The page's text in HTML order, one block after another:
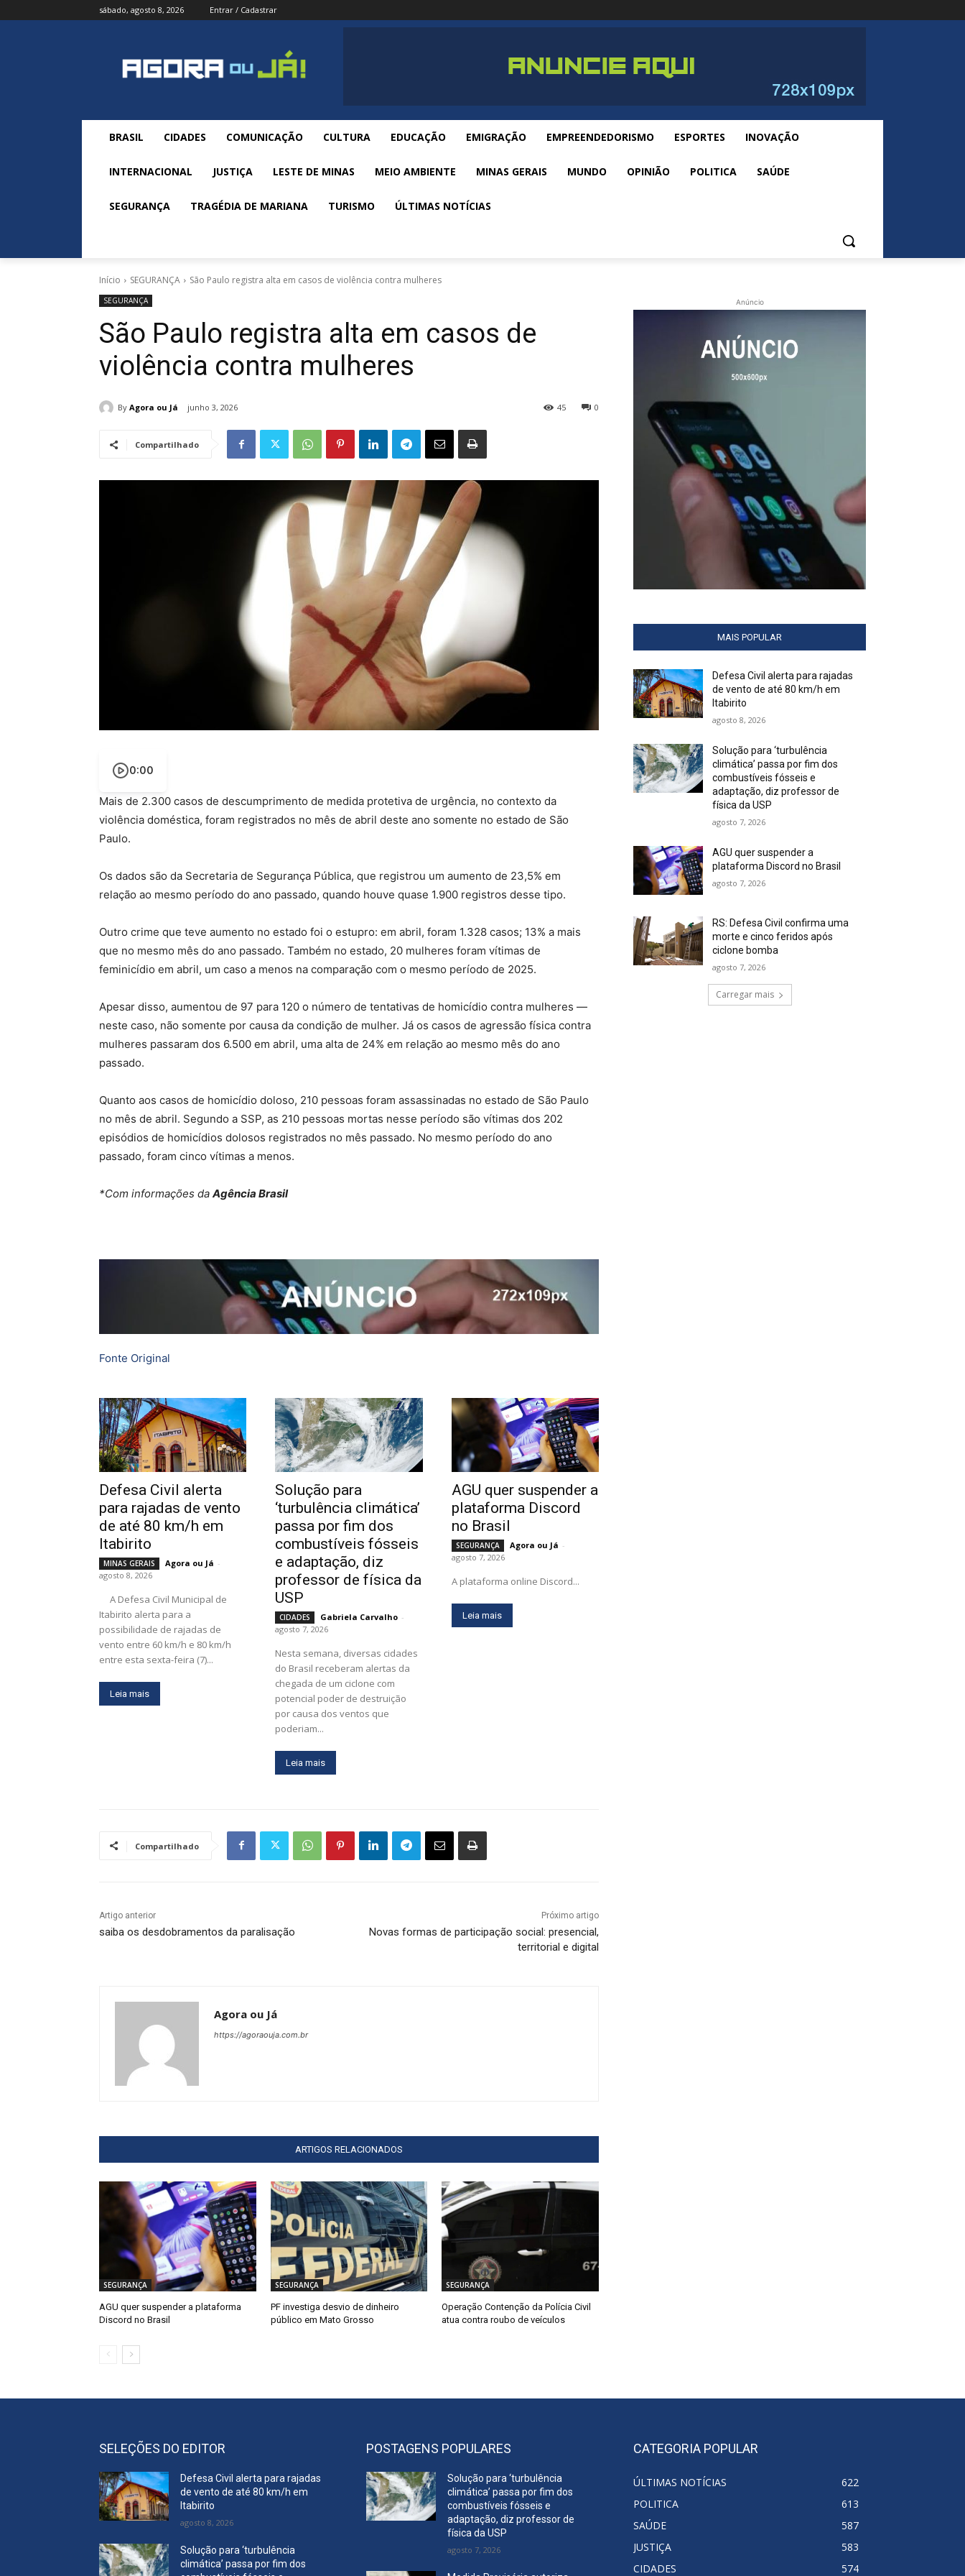
sábado, agosto 8, 2026 Entrar / Cadastrar
BRASIL CIDADES COMUNICAÇÃO CULTURA EDUCAÇÃO EMIGRAÇÃO EMPREENDEDORISMO ESPORTES INOVAÇÃO
INTERNACIONAL JUSTIÇA LESTE DE MINAS MEIO AMBIENTE MINAS GERAIS MUNDO OPINIÃO POLITICA SAÚDE
SEGURANÇA TRAGÉDIA DE MARIANA TURISMO ÚLTIMAS NOTÍCIAS
Início SEGURANÇA São Paulo registra alta em casos de violência contra mulheres
SEGURANÇA
São Paulo registra alta em casos de
violência contra mulheres
By Agora ou Já junho 3, 2026 0
45
Compartilhado
0:00
Mais de 2.300 casos de descumprimento de medida protetiva de urgência, no contexto da
violência doméstica, foram registrados no mês de abril deste ano somente no estado de São
Paulo.
Os dados são da Secretaria de Segurança Pública, que registrou um aumento de 23,5% em
relação ao mesmo período do ano passado, quando houve quase 1.900 registros desse tipo.
Outro crime que teve aumento no estado foi o estupro: em abril, foram 1.328 casos; 13% a mais
que no mesmo mês do ano passado. Também no estado, 20 mulheres foram vítimas de
feminicídio em abril, um caso a menos na comparação com o mesmo período de 2025.
Apesar disso, aumentou de 97 para 120 o número de tentativas de homicídio contra mulheres —
neste caso, não somente por causa da condição de mulher. Já os casos de agressão física contra
mulheres passaram dos 6.500 em abril, uma alta de 24% em relação ao mesmo mês do ano
passado.
Quanto aos casos de homicídio doloso, 210 pessoas foram assassinadas no estado de São Paulo
no mês de abril. Segundo a SSP, as 210 pessoas mortas nesse período são vítimas dos 202
episódios de homicídios dolosos registrados no mês passado. No mesmo período do ano
passado, foram cinco vítimas a menos.
*Com informações da Agência Brasil
Fonte Original
Defesa Civil alerta
para rajadas de vento
de até 80 km/h em
Itabirito
MINAS GERAIS Agora ou Já -
agosto 8, 2026
Itabirito alerta para a
possibilidade de rajadas de
vento entre 60 km/h e 80 km/h
entre esta sexta-feira (7)...
Leia mais
Solução para
‘turbulência climática’
passa por fim dos
combustíveis fósseis
e adaptação, diz
professor de física da
USP
CIDADES Gabriela Carvalho -
agosto 7, 2026
Nesta semana, diversas cidades
do Brasil receberam alertas da
chegada de um ciclone com
potencial poder de destruição
por causa dos ventos que
poderiam...
Leia mais
AGU quer suspender a
plataforma Discord
no Brasil
SEGURANÇA Agora ou Já -
agosto 7, 2026
A plataforma online Discord...
Leia mais
Compartilhado
Artigo anterior
saiba os desdobramentos da paralisação
Próximo artigo
Novas formas de participação social: presencial,
territorial e digital
Agora ou Já
https://agoraouja.com.br
ARTIGOS RELACIONADOS
SEGURANÇA
AGU quer suspender a plataforma
Discord no Brasil
SEGURANÇA
PF investiga desvio de dinheiro
público em Mato Grosso
SEGURANÇA
Operação Contenção da Polícia Civil
atua contra roubo de veículos
Anúncio
MAIS POPULAR
Defesa Civil alerta para rajadas
de vento de até 80 km/h em
Itabirito
agosto 8, 2026
Solução para ‘turbulência
climática’ passa por fim dos
combustíveis fósseis e
adaptação, diz professor de
física da USP
agosto 7, 2026
AGU quer suspender a
plataforma Discord no Brasil
agosto 7, 2026
RS: Defesa Civil confirma uma
morte e cinco feridos após
ciclone bomba
agosto 7, 2026
Carregar mais
SELEÇÕES DO EDITOR
Defesa Civil alerta para rajadas
de vento de até 80 km/h em
Itabirito
agosto 8, 2026
Solução para ‘turbulência
climática’ passa por fim dos
POSTAGENS POPULARES
Solução para ‘turbulência
climática’ passa por fim dos
combustíveis fósseis e
adaptação, diz professor de
física da USP
agosto 7, 2026
CATEGORIA POPULAR
ÚLTIMAS NOTÍCIAS
622
POLITICA
613
SAÚDE
587
JUSTIÇA
583
CIDADES
574